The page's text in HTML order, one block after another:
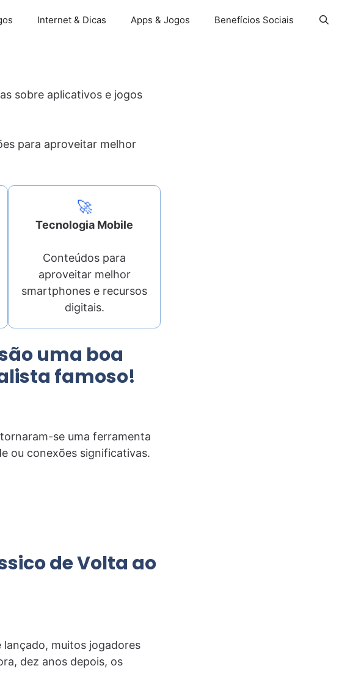
Internet & Dicas Apps & Jogos Benefícios Sociais
sobre aplicativos e jogos
para aproveitar melhor
🚀
Tecnologia Mobile
Conteúdos para
aproveitar melhor
smartphones e recursos
digitais.
uma boa
famoso!
se uma ferramenta
ou conexões significativas.
de Volta ao
muitos jogadores
dez anos depois, os